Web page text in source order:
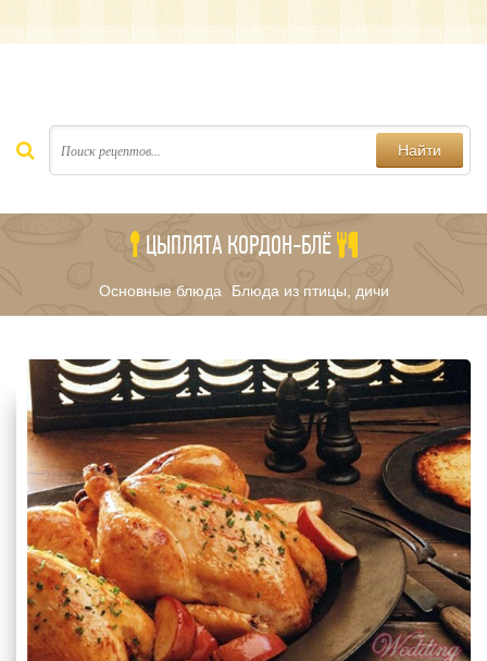
Найти
ЦЫПЛЯТА КОРДОН-БЛЁ
Основные блюда/ Блюда из птицы, дичи